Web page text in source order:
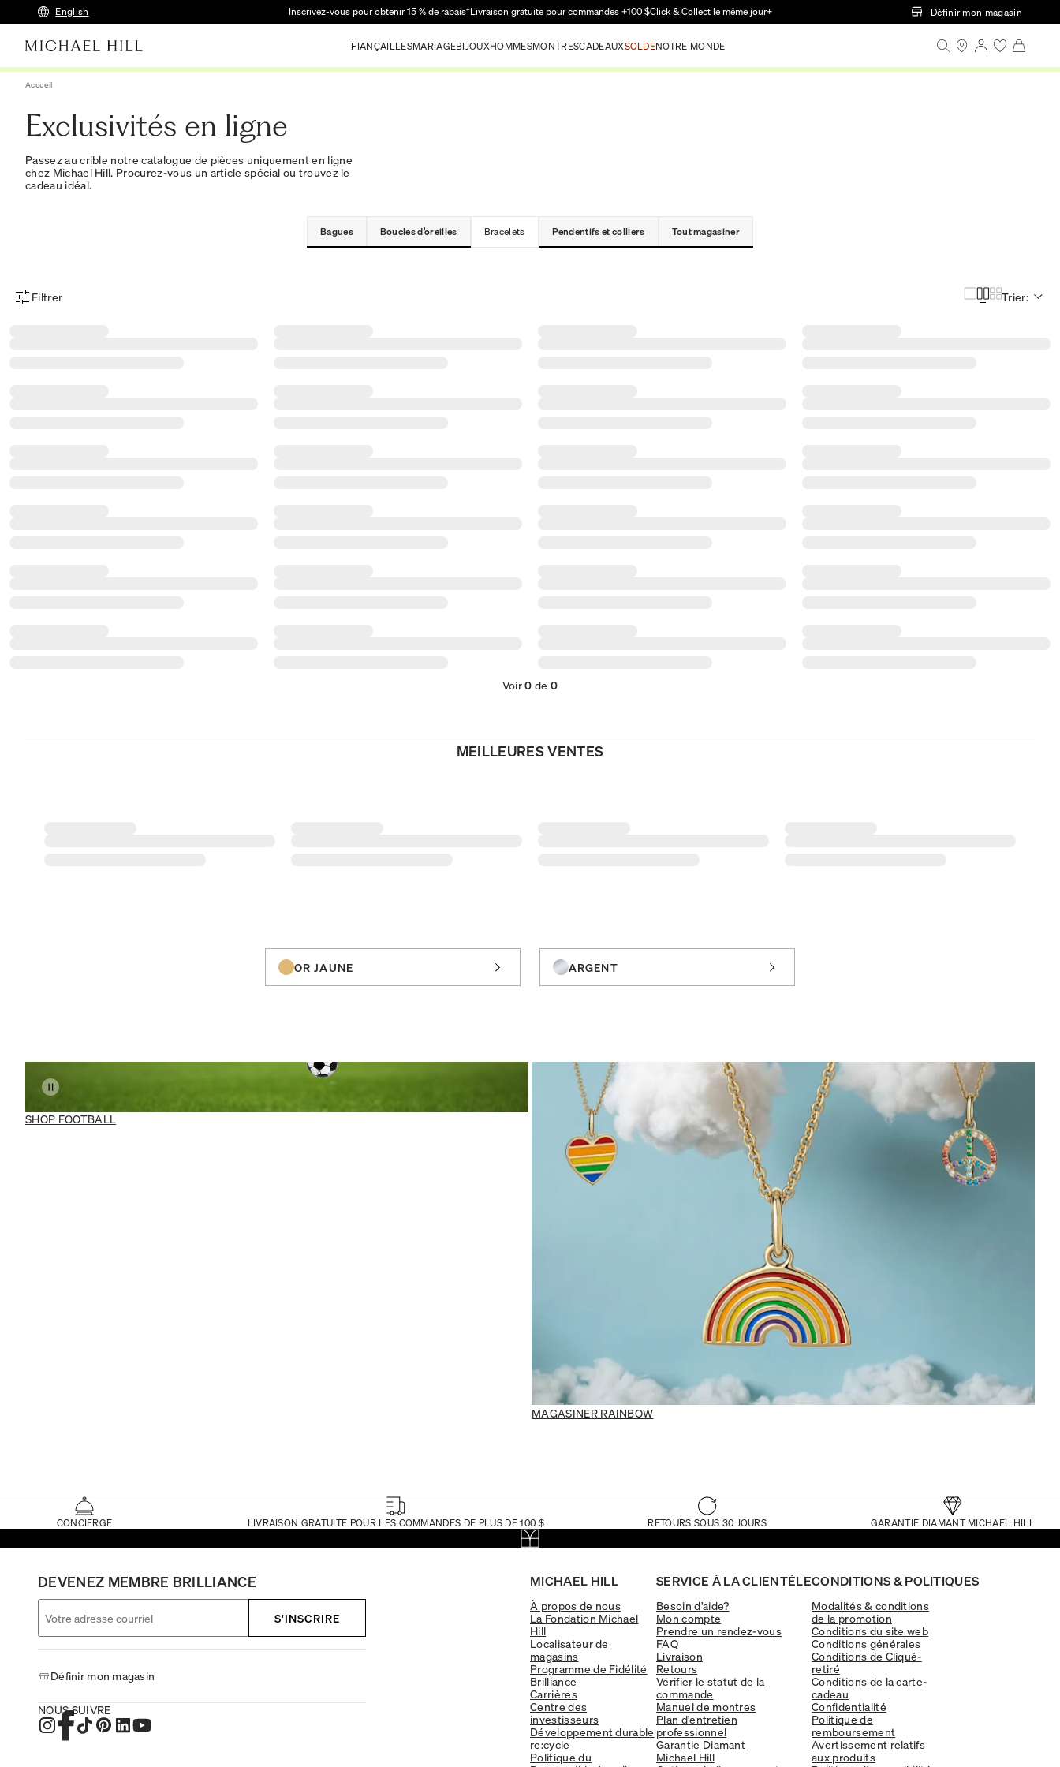
Passer au contenu principal
English Inscrivez-vous pour obtenir 15 % de rabais†Livraison gratuite pour commandes +100 $Click & Collect le même jour+ Définir mon magasin
FIANÇAILLESMARIAGEBIJOUXHOMMESMONTRESCADEAUXSOLDENOTRE MONDE
Accueil
Exclusivités en ligne
Passez au crible notre catalogue de pièces uniquement en ligne
chez Michael Hill. Procurez-vous un article spécial ou trouvez le
cadeau idéal.
Bagues Boucles d’oreilles Bracelets Pendentifs et colliers Tout magasiner
Menu des filtres d'articles
Filtrer Trier:
Voir0 de 0
MEILLEURES VENTES
OR JAUNE ARGENT
SHOP FOOTBALL
MAGASINER RAINBOW
CONCIERGE LIVRAISON GRATUITE POUR LES COMMANDES DE PLUS DE 100 $ RETOURS SOUS 30 JOURS GARANTIE DIAMANT MICHAEL HILL
MICHAEL HILL
À propos de nous
La Fondation Michael
Hill
Localisateur de
magasins
Programme de Fidélité
Brilliance
Carrières
Centre des
investisseurs
Développement durable
re:cycle
Politique du
SERVICE À LA CLIENTÈLE
Besoin d'aide?
Mon compte
Prendre un rendez-vous
FAQ
Livraison
Retours
Vérifier le statut de la
commande
Manuel de montres
Plan d'entretien
professionnel
Garantie Diamant
Michael Hill
CONDITIONS & POLITIQUES
Modalités & conditions
de la promotion
Conditions du site web
Conditions générales
Conditions de Cliqué-
retiré
Conditions de la carte-
cadeau
Confidentialité
Politique de
remboursement
Avertissement relatifs
aux produits
DEVENEZ MEMBRE BRILLIANCE
S'INSCRIRE
Définir mon magasin
NOUS SUIVRE